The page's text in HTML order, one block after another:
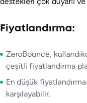
Fiyatlandırma:
ZeroBounce,
çeşitli fiyatlandırma
En düşük
karşılayabilir.